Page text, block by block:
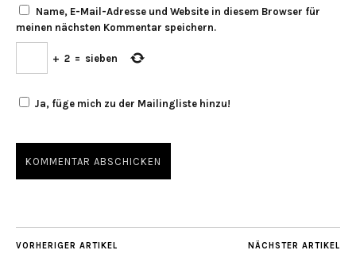
Name, E-Mail-Adresse und Website in diesem Browser für
meinen nächsten Kommentar speichern.
+ 2 = sieben
Ja, füge mich zu der Mailingliste hinzu!
VORHERIGER ARTIKEL NÄCHSTER ARTIKEL